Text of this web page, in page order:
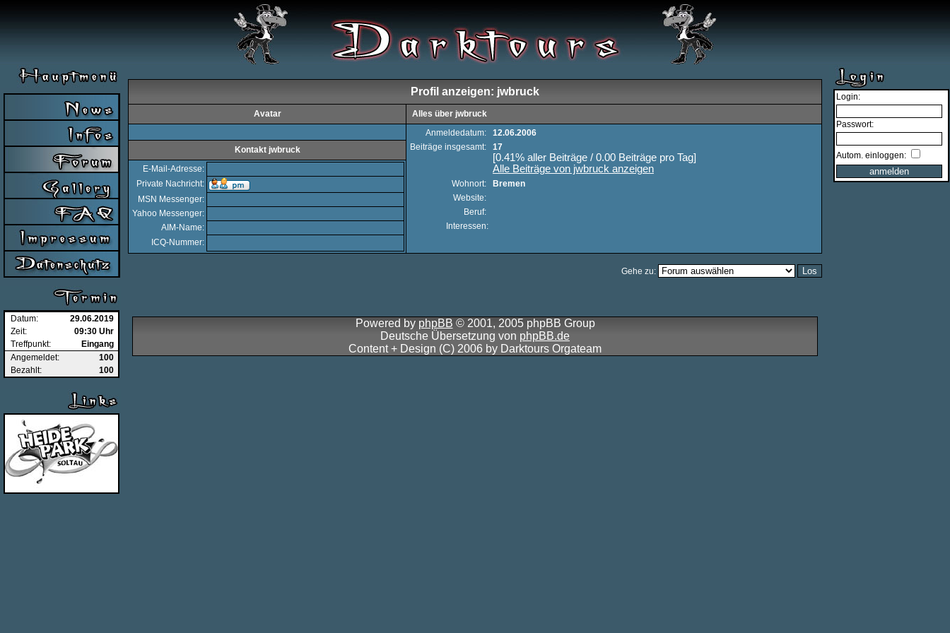
Datum:
29.06.2019
Zeit:
09:30 Uhr
Treffpunkt:
Eingang
Angemeldet:
100
Bezahlt:
100
Login:
Passwort:
Autom. einloggen:
Profil anzeigen: jwbruck
Avatar
Alles über jwbruck
Anmeldedatum:
12.06.2006
Beiträge insgesamt:
17
[0.41% aller Beiträge / 0.00 Beiträge pro Tag]
Alle Beiträge von jwbruck anzeigen
Wohnort:
Bremen
Website:
Beruf:
Interessen:
Kontakt jwbruck
E-Mail-Adresse:
Private Nachricht:
MSN Messenger:
Yahoo Messenger:
AIM-Name:
ICQ-Nummer:
Gehe zu:
Powered by phpBB © 2001, 2005 phpBB Group
Deutsche Übersetzung von phpBB.de
Content + Design (C) 2006 by Darktours Orgateam